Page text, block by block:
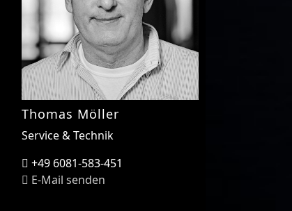
Thomas Möller
Service & Technik
+49 6081-583-451
E-Mail senden